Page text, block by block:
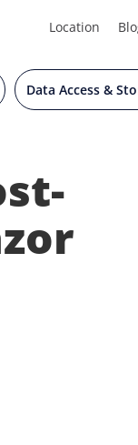
Location
Data Access &